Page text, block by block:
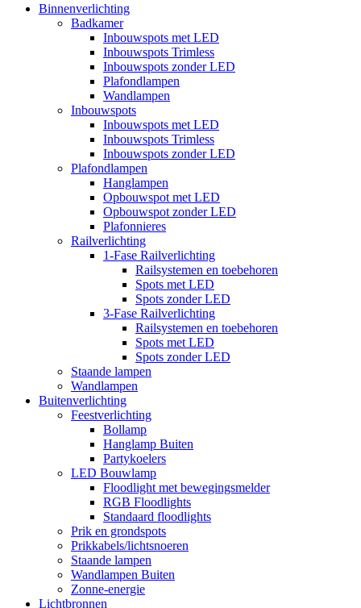
Binnenverlichting
Badkamer
Inbouwspots met LED
Inbouwspots Trimless
Inbouwspots zonder LED
Plafondlampen
Wandlampen
Inbouwspots
Inbouwspots met LED
Inbouwspots Trimless
Inbouwspots zonder LED
Plafondlampen
Hanglampen
Opbouwspot met LED
Opbouwspot zonder LED
Plafonnieres
Railverlichting
1-Fase Railverlichting
Railsystemen en toebehoren
Spots met LED
Spots zonder LED
3-Fase Railverlichting
Railsystemen en toebehoren
Spots met LED
Spots zonder LED
Staande lampen
Wandlampen
Buitenverlichting
Feestverlichting
Bollamp
Hanglamp Buiten
Partykoelers
LED Bouwlamp
Floodlight met bewegingsmelder
RGB Floodlights
Standaard floodlights
Prik en grondspots
Prikkabels/lichtsnoeren
Staande lampen
Wandlampen Buiten
Zonne-energie
Lichtbronnen